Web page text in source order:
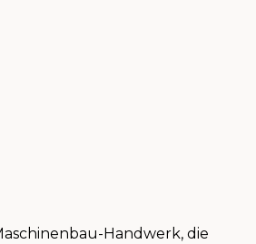
Handwerk, die